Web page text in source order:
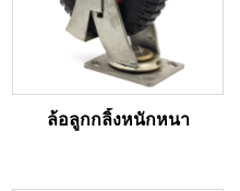
ล้อลูกกลิ้งหนักหนา